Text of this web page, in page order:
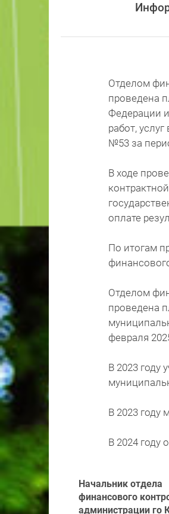
Отделом
проведена
Федерации
работ,
№53 за
В ходе
оплате
По итогам
Отделом
проведена
февраля
В 2023 году
В 2023 году
В 2024 году
Начальник отдела
финансового
администрации го